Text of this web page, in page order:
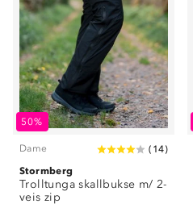
50%
Dame ( 14)
Stormberg
Trolltunga skallbukse m/ 2-
veis zip